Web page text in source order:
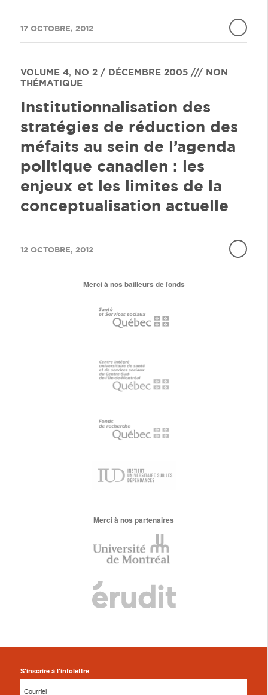
17 OCTOBRE, 2012
/
VOLUME 4, NO 2 / DÉCEMBRE 2005 /// NON
THÉMATIQUE
Institutionnalisation des
stratégies de réduction des
méfaits au sein de l’agenda
politique canadien : les
enjeux et les limites de la
conceptualisation actuelle
12 OCTOBRE, 2012
/
Merci à nos bailleurs de fonds
Merci à nos partenaires
S'inscrire à l'infolettre